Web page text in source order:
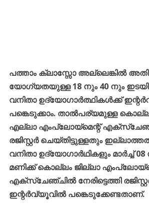
പത്താം ക്ലാസ്സോ അല്ലെങ്കിൽ
യോഗ്യതയുള്ള 18 നും 40 നും
വനിതാ ഉദ്യോഗാർത്ഥികൾക്ക്
പങ്കെടുക്കാം. താൽപര്യമുള്ള
എല്ലാ എംപ്ലോയ്മെന്റ്
രജിസ്റ്റർ ചെയ്തിട്ടുള്ളതും
വനിതാ ഉദ്യോഗാർഥികളും മാർച്ച് 08
മണിക്ക് കൊല്ലം ജില്ലാ
എക്സ്ചേഞ്ചിൽ നേരിട്ടെത്തി
ഇന്റർവ്യൂവിൽ പങ്കെടുക്കേണ്ടതാണ്.